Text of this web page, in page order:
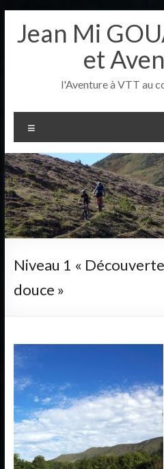
contenu
Jean Mi
et
l'Aventure à VTT au
Niveau 1 «
douce »